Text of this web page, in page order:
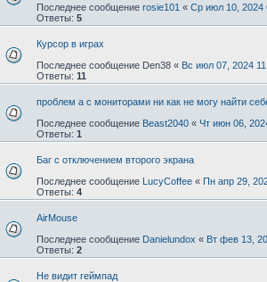
Последнее сообщение rosie101 « Ср июл 10, 2024
Ответы: 5
Курсор в играх
Последнее сообщение Den38 « Вс июл 07, 2024
Ответы: 11
проблем а с мониторами ни как не могу найти
Последнее сообщение Beast2040 « Чт июн 06,
Ответы: 1
Баг с отключением второго экрана
Последнее сообщение LucyCoffee « Пн апр 29,
Ответы: 4
AirMouse
Последнее сообщение Danielundox « Вт фев 13,
Ответы: 2
Не видит геймпад